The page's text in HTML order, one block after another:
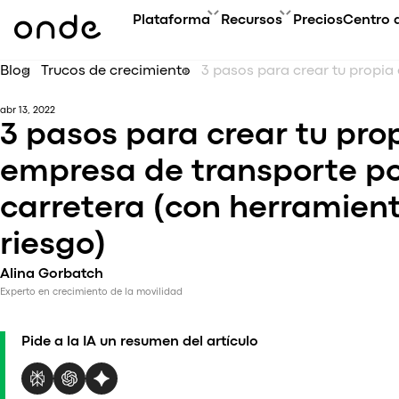
Plataforma
Resumen de la plataforma
Aplicación del Conductor
My hub
Aplicación para Operadores
Onde.Light
Recursos
FAQ
Contáctanos
PreciosCentro
Blog Trucos de crecimiento
abr 13, 2022
3 pasos para crear tu
empresa de transporte
carretera (con
riesgo)
Alina Gorbatch
Experto en crecimiento de la movilidad
Pide a la IA un resumen del artículo